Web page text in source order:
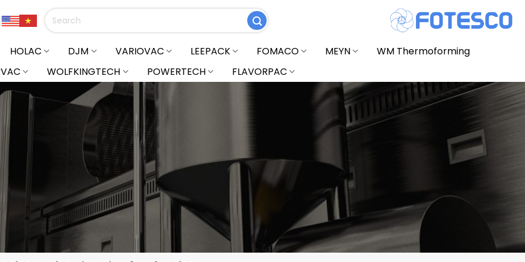
Tìm
kiếm:
HOLAC DJM VARIOVAC LEEPACK FOMACO MEYN
WM Thermoforming
WOLFKINGTECH POWERTECH FLAVORPAC